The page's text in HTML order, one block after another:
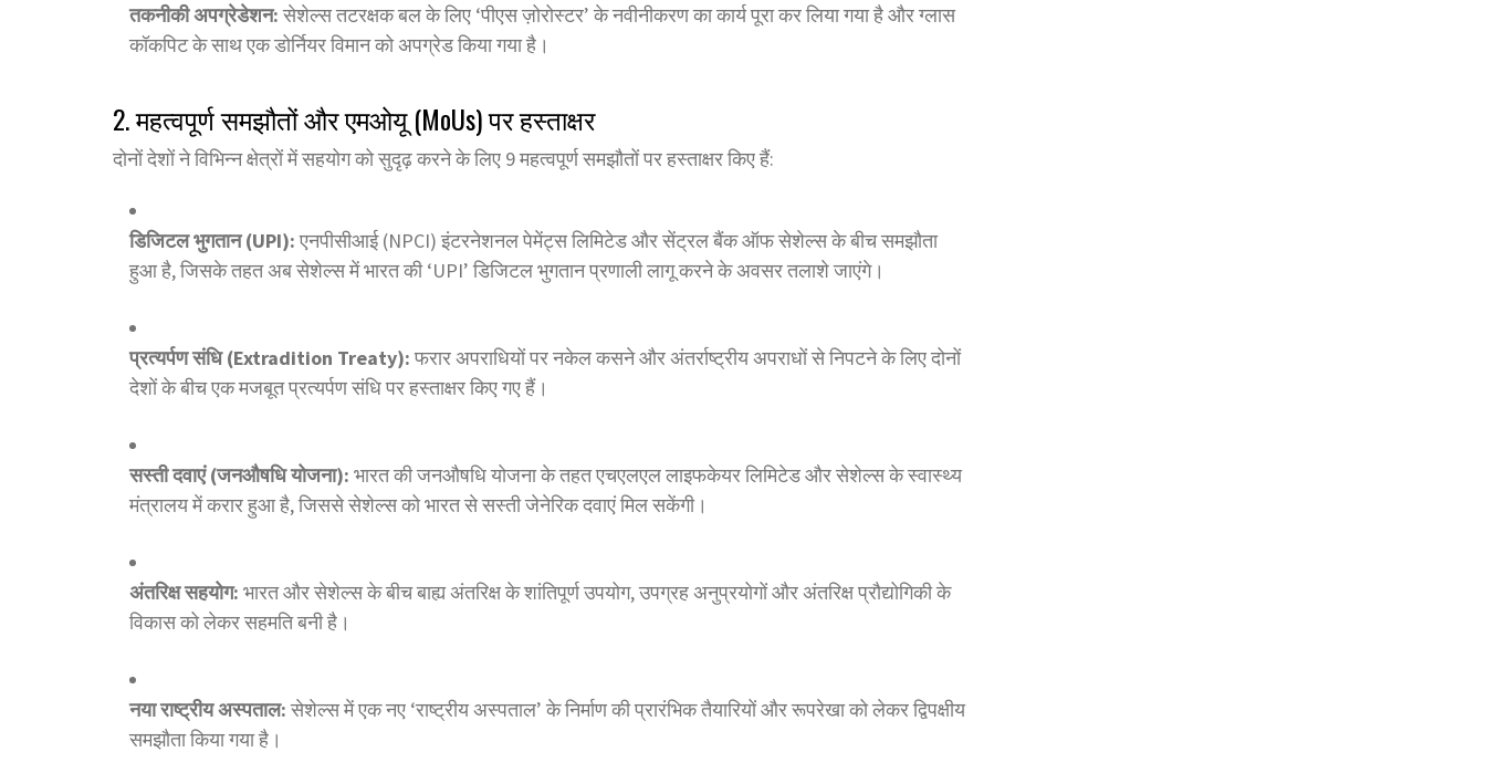
तकनीकी अपग्रेडेशन:सेशेल्स तटरक्षक बल के लिए ‘पीएस ज़ोरोस्टर’ के नवीनीकरण का कार्य पूरा कर लिया गया है और ग्लास
कॉकपिट के साथ एक डोर्नियर विमान को अपग्रेड किया गया है।
2. महत्वपूर्ण समझौतों और एमओयू (MoUs) पर हस्ताक्षर
दोनों देशों ने विभिन्न क्षेत्रों में सहयोग को सुदृढ़ करने के लिए 9 महत्वपूर्ण समझौतों पर हस्ताक्षर किए हैं:
डिजिटल भुगतान (UPI):एनपीसीआई (NPCI) इंटरनेशनल पेमेंट्स लिमिटेड और सेंट्रल बैंक ऑफ सेशेल्स के बीच समझौता
हुआ है, जिसके तहत अब सेशेल्स में भारत की ‘UPI’ डिजिटल भुगतान प्रणाली लागू करने के अवसर तलाशे जाएंगे।
प्रत्यर्पण संधि (Extradition Treaty):फरार अपराधियों पर नकेल कसने और अंतर्राष्ट्रीय अपराधों से निपटने के लिए दोनों
देशों के बीच एक मजबूत प्रत्यर्पण संधि पर हस्ताक्षर किए गए हैं।
सस्ती दवाएं (जनऔषधि योजना): भारत की जनऔषधि योजना के तहत एचएलएल लाइफकेयर लिमिटेड और सेशेल्स के स्वास्थ्य
मंत्रालय में करार हुआ है, जिससे सेशेल्स को भारत से सस्ती जेनेरिक दवाएं मिल सकेंगी।
अंतरिक्ष सहयोग: भारत और सेशेल्स के बीच बाह्य अंतरिक्ष के शांतिपूर्ण उपयोग, उपग्रह अनुप्रयोगों और अंतरिक्ष प्रौद्योगिकी के
विकास को लेकर सहमति बनी है।
नया राष्ट्रीय अस्पताल:सेशेल्स में एक नए ‘राष्ट्रीय अस्पताल’ के निर्माण की प्रारंभिक तैयारियों और रूपरेखा को लेकर द्विपक्षीय
समझौता किया गया है।